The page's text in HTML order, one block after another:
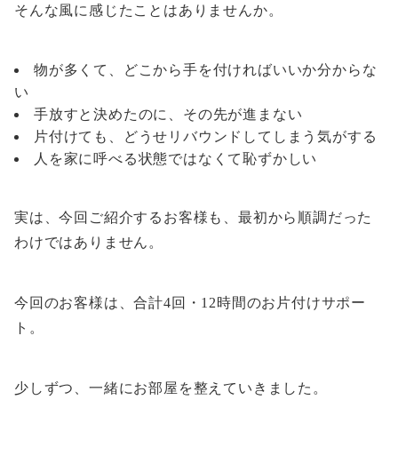
そんな風に感じたことはありませんか。
物が多くて、どこから手を付ければいいか分からな
い
手放すと決めたのに、その先が進まない
片付けても、どうせリバウンドしてしまう気がする
人を家に呼べる状態ではなくて恥ずかしい
実は、今回ご紹介するお客様も、最初から順調だった
わけではありません。
今回のお客様は、合計4回・12時間のお片付けサポー
ト。
少しずつ、一緒にお部屋を整えていきました。